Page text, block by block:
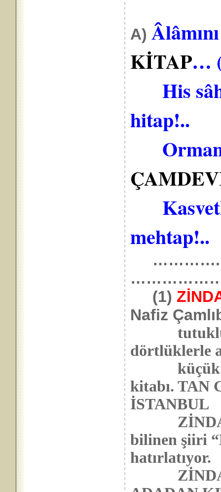
A)
KİTAP…
His
hitap!..
mehtap!..
…………..
(1)
Nafiz
dörtlüklerle
küçük
kitabı. TAN
İSTANBUL
ZİNDAN
bilinen şiiri
hatırlatıyor.
ZİNDAN